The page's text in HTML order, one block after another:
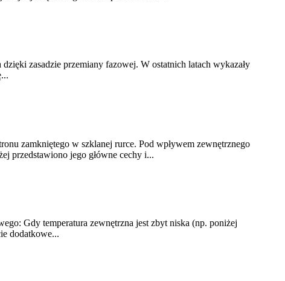
zasadzie przemiany fazowej. W ostatnich latach wykazały
zamkniętego w szklanej rurce. Pod wpływem zewnętrznego
przedstawiono jego główne cechy i...
Gdy temperatura zewnętrzna jest zbyt niska (np. poniżej
dodatkowe...